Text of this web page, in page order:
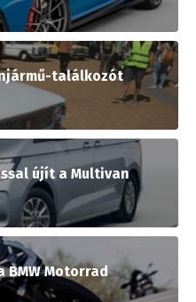
találkozót
újít a Multivan
Motorrad